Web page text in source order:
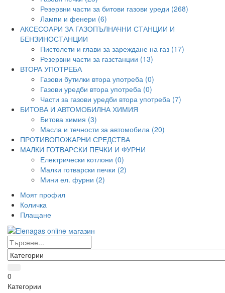
Резервни части за битови газови уреди (268)
Лампи и фенери (6)
АКСЕСОАРИ ЗА ГАЗОПЪЛНАЧНИ СТАНЦИИ И
БЕНЗИНОСТАНЦИИ
Пистолети и глави за зареждане на газ (17)
Резервни части за газстанции (13)
ВТОРА УПОТРЕБА
Газови бутилки втора употреба (0)
Газови уредби втора употреба (0)
Части за газови уредби втора употреба (7)
БИТОВА И АВТОМОБИЛНА ХИМИЯ
Битова химия (3)
Масла и течности за автомобила (20)
ПРОТИВОПОЖАРНИ СРЕДСТВА
МАЛКИ ГОТВАРСКИ ПЕЧКИ И ФУРНИ
Електрически котлони (0)
Малки готварски печки (2)
Мини ел. фурни (2)
Моят профил
Количка
Плащане
0
Категории